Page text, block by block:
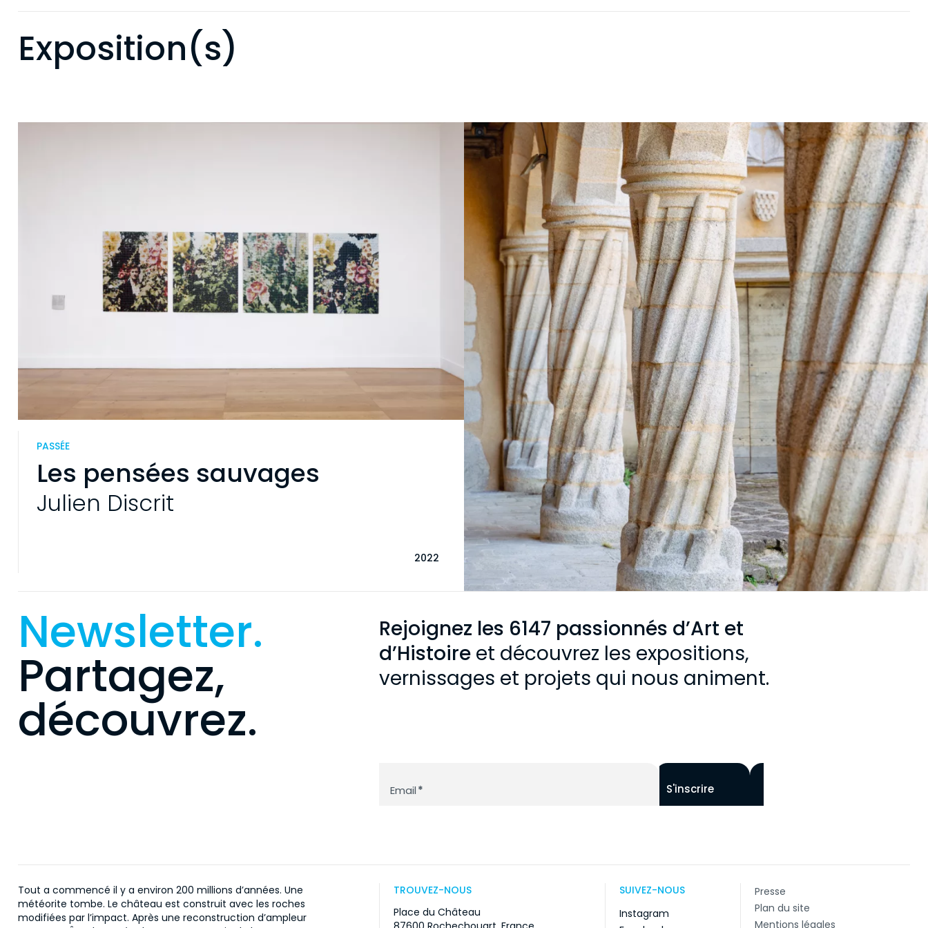
Exposition(s)
PASSÉE
Les pensées sauvages
Julien Discrit
2022
Newsletter.
Partagez,
découvrez.
Rejoignez les 6147 passionnés d’Art et
d’Histoire et découvrez les expositions,
vernissages et projets qui nous animent.
Email* S'inscrire
Tout a commencé il y a environ 200 millions d’années. Une
météorite tombe. Le château est construit avec les roches
modifiées par l’impact. Après une reconstruction d’ampleur
TROUVEZ-NOUS
Place du Château
SUIVEZ-NOUS
Instagram
Presse
Plan du site
Mentions légales